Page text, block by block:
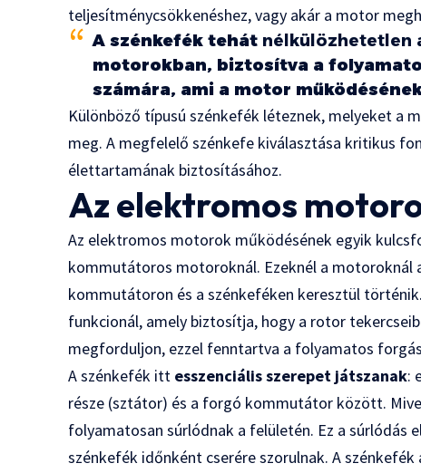
teljesítménycsökkenéshez, vagy akár a motor
A szénkefék tehát nélkülözhetetlen
motorokban, biztosítva a
számára, ami a motor
Különböző típusú szénkefék léteznek, melyeket a
meg. A megfelelő szénkefe kiválasztása kritikus
élettartamának biztosításához.
Az elektromos
Az elektromos motorok működésének egyik
kommutátoros motoroknál. Ezeknél a motoroknál
kommutátoron és a szénkeféken keresztül
funkcionál, amely biztosítja, hogy a rotor
megforduljon, ezzel fenntartva a folyamatos
A szénkefék itt esszenciális szerepet játszanak:
része (sztátor) és a forgó kommutátor között.
folyamatosan súrlódnak a felületén. Ez a súrlódás
szénkefék időnként cserére szorulnak. A